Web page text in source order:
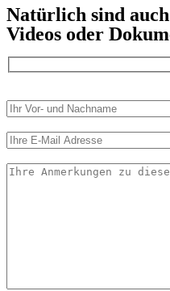
Natürlich sind auch
Videos oder